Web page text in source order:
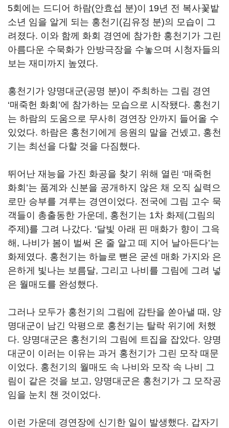
5회에는 드디어 하람(안효섭 분)이 19년 전 복사꽃밭
소년 임을 알게 되는 홍천기 (김유정 분)의 모습이 그
려졌다. 이와 함께 화회 경연에 참가한 홍천기가 그린
아름다운 수묵화가 안방극장을 수놓으며 시청자들의
보는 재미까지 높였다.
홍천기가 양명대군(공명 분)이 주최하는 그림 경연
‘매죽헌 화회 ’에 참가하는 모습으로 시작됐다. 홍천기
는 하람의 도움으로 무사히 경연장 안까지 들어올 수
있었다. 하람은 홍천기에게 응원의 말을 건넸고, 홍천
기는 최선을 다할 것을 다짐했다.
뛰어난 재능을 가진 화공을 찾기 위해 열린 ‘매죽헌
화회 ’는 품계와 신분을 공개하지 않은 채 오직 실력으
로만 승부를 겨루는 경연이었다. 전국에 그림 고수 묵
객들이 총출동한 가운데 , 홍천기는 1차 화제 (그림의
주제 )를 그려 나갔다. ‘달빛 아래 핀 매화가 향이 그윽
해 , 나비가 봄이 벌써 온 줄 알고 떼 지어 날아든다’는
화제였다. 홍천기는 하늘로 뻗은 굳센 매화 가지와 은
은하게 빛나는 보름달, 그리고 나비를 그림에 그려 넣
은 월매도를 완성했다.
그러나 모두가 홍천기의 그림에 감탄을 쏟아낼 때 , 양
명대군이 남긴 악평으로 홍천기는 탈락 위기에 처했
다. 양명대군은 홍천기의 그림에 트집을 잡았다. 양명
대군이 이러는 이유는 과거 홍천기가 그린 모작 때문
이었다. 홍천기의 월매도 속 나비와 모작 속 나비 그
림이 같은 것을 보고, 양명대군은 홍천기가 그 모작공
임을 눈치 챈 것이었다.
이런 가운데 경연장에 신기한 일이 발생했다. 갑자기